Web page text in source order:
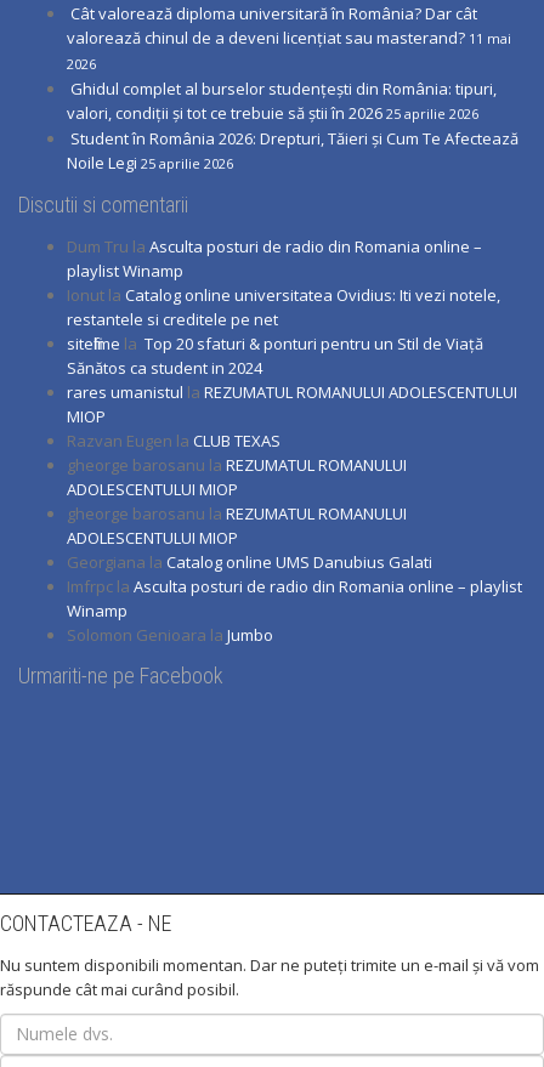
Cât valorează diploma universitară în România? Dar cât
valorează chinul de a deveni licențiat sau masterand? 11 mai
2026
Ghidul complet al burselor studențești din România: tipuri,
valori, condiții și tot ce trebuie să știi în 2026 25 aprilie 2026
Student în România 2026: Drepturi, Tăieri și Cum Te Afectează
Noile Legi 25 aprilie 2026
Discutii si comentarii
Dum Tru la Asculta posturi de radio din Romania online –
playlist Winamp
Ionut la Catalog online universitatea Ovidius: Iti vezi notele,
restantele si creditele pe net
sitefilme la Top 20 sfaturi & ponturi pentru un Stil de Viață
Sănătos ca student in 2024
rares umanistul la REZUMATUL ROMANULUI ADOLESCENTULUI
MIOP
Razvan Eugen la CLUB TEXAS
gheorge barosanu la REZUMATUL ROMANULUI
ADOLESCENTULUI MIOP
gheorge barosanu la REZUMATUL ROMANULUI
ADOLESCENTULUI MIOP
Georgiana la Catalog online UMS Danubius Galati
Imfrpc la Asculta posturi de radio din Romania online – playlist
Winamp
Solomon Genioara la Jumbo
Urmariti-ne pe Facebook
CONTACTEAZA - NE
Nu suntem disponibili momentan. Dar ne puteți trimite un e-mail și vă vom
răspunde cât mai curând posibil.